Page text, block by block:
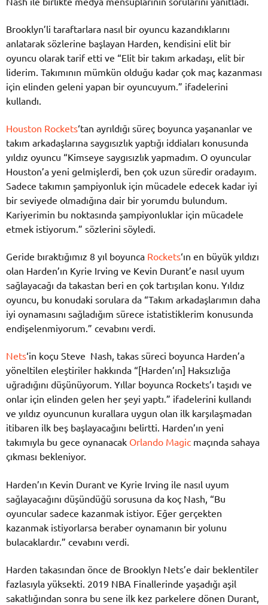
Brooklyn’li taraftarlara nasıl bir oyuncu kazandıklarını
anlatarak sözlerine başlayan Harden, kendisini elit bir
oyuncu olarak tarif etti ve “Elit bir takım arkadaşı, elit bir
liderim. Takımının mümkün olduğu kadar çok maç kazanması
için elinden geleni yapan bir oyuncuyum.” ifadelerini
kullandı.
Houston Rockets‘tan ayrıldığı süreç boyunca yaşananlar ve
takım arkadaşlarına saygısızlık yaptığı iddiaları konusunda
yıldız oyuncu “Kimseye saygısızlık yapmadım. O oyuncular
Houston’a yeni gelmişlerdi, ben çok uzun süredir oradayım.
Sadece takımın şampiyonluk için mücadele edecek kadar iyi
bir seviyede olmadığına dair bir yorumdu bulundum.
Kariyerimin bu noktasında şampiyonluklar için mücadele
etmek istiyorum.” sözlerini söyledi.
Geride bıraktığımız 8 yıl boyunca Rockets‘ın en büyük yıldızı
olan Harden’ın Kyrie Irving ve Kevin Durant’e nasıl uyum
sağlayacağı da takastan beri en çok tartışılan konu. Yıldız
oyuncu, bu konudaki sorulara da “Takım arkadaşlarımın daha
iyi oynamasını sağladığım sürece istatistiklerim konusunda
endişelenmiyorum.” cevabını verdi.
Nets‘in koçu Steve Nash, takas süreci boyunca Harden’a
yöneltilen eleştiriler hakkında “[Harden’ın] Haksızlığa
uğradığını düşünüyorum. Yıllar boyunca Rockets’ı taşıdı ve
onlar için elinden gelen her şeyi yaptı.” ifadelerini kullandı
ve yıldız oyuncunun kurallara uygun olan ilk karşılaşmadan
itibaren ilk beş başlayacağını belirtti. Harden’ın yeni
takımıyla bu gece oynanacak Orlando Magic maçında sahaya
çıkması bekleniyor.
Harden’ın Kevin Durant ve Kyrie Irving ile nasıl uyum
sağlayacağını düşündüğü sorusuna da koç Nash, “Bu
oyuncular sadece kazanmak istiyor. Eğer gerçekten
kazanmak istiyorlarsa beraber oynamanın bir yolunu
bulacaklardır.” cevabını verdi.
Harden takasından önce de Brooklyn Nets’e dair beklentiler
fazlasıyla yüksekti. 2019 NBA Finallerinde yaşadığı aşil
sakatlığından sonra bu sene ilk kez parkelere dönen Durant,